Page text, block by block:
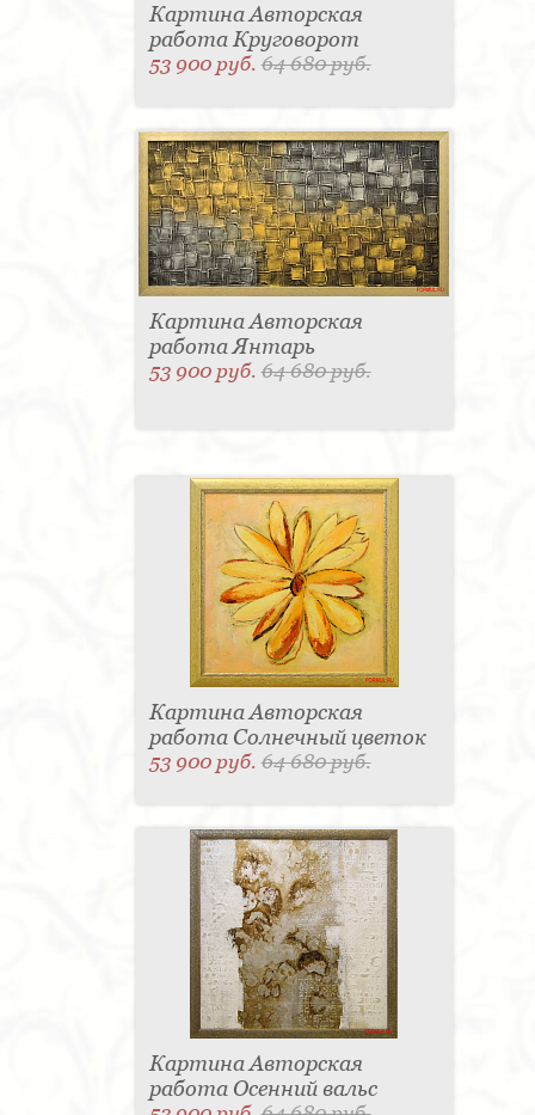
Картина Авторская
работа Круговорот
53 900 руб.64 680 руб.
Картина Авторская
работа Янтарь
53 900 руб.64 680 руб.
Картина Авторская
работа Солнечный цветок
53 900 руб.64 680 руб.
Картина Авторская
работа Осенний вальс